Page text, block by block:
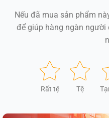
Nếu đã mua sản phẩm
để giúp hàng ngàn
Rất tệ Tệ